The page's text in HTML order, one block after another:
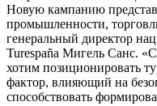
Новую кампанию
промышленности,
генеральный директор
Turespaña Мигель Санс.
хотим позиционировать
фактор, влияющий на
способствовать